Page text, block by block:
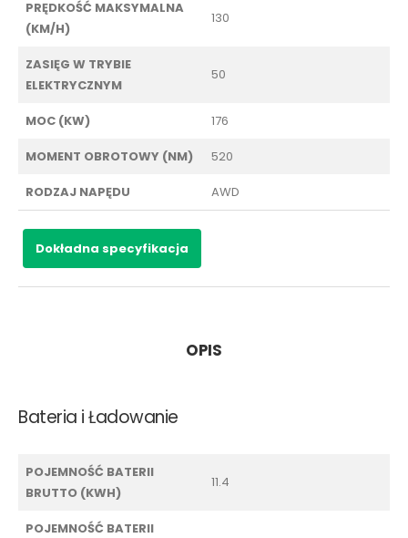
PRĘDKOŚĆ MAKSYMALNA
(KM/H)
130
ZASIĘG W TRYBIE
ELEKTRYCZNYM
50
MOC (KW) 176
MOMENT OBROTOWY (NM) 520
RODZAJ NAPĘDU AWD
Dokładna specyfikacja
OPIS
Bateria i Ładowanie
POJEMNOŚĆ BATERII
BRUTTO (KWH)
11.4
POJEMNOŚĆ BATERII